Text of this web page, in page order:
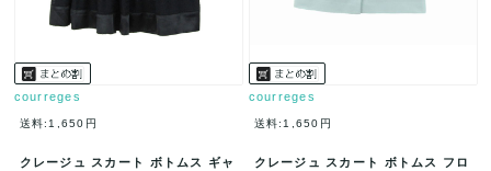
courreges
送料:1,650円
クレージュ スカート ボトムス ギャ
courreges
送料:1,650円
クレージュ スカート ボトムス フロ